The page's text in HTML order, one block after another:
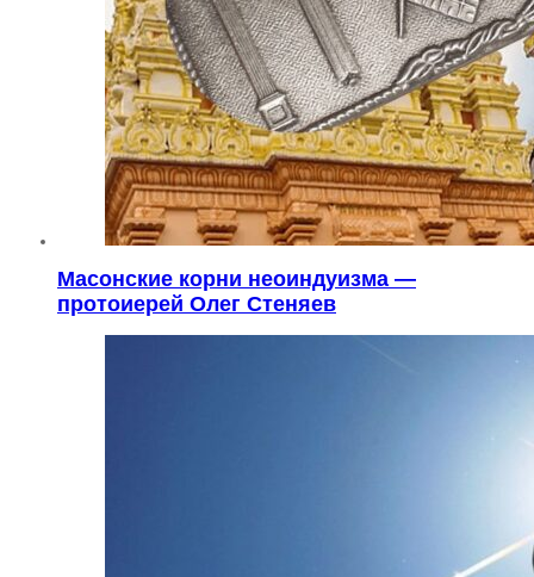
Масонские корни неоиндуизма —
протоиерей Олег Стеняев